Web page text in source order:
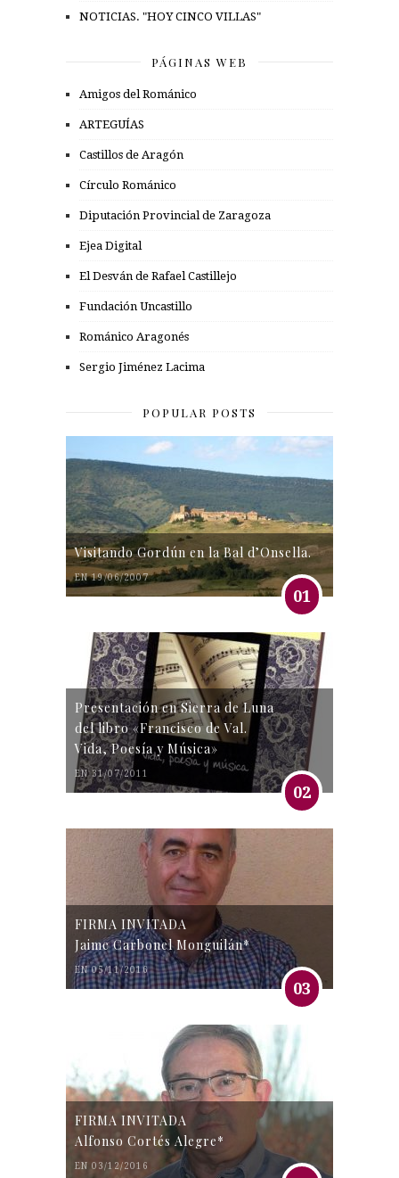
NOTICIAS. "HOY CINCO VILLAS"
PÁGINAS WEB
Amigos del Románico
ARTEGUÍAS
Castillos de Aragón
Círculo Románico
Diputación Provincial de Zaragoza
Ejea Digital
El Desván de Rafael Castillejo
Fundación Uncastillo
Románico Aragonés
Sergio Jiménez Lacima
POPULAR POSTS
Visitando Gordún en la Bal d’Onsella.
EN 19/06/2007
01
Presentación en Sierra de Luna
del libro «Francisco de Val.
Vida, Poesía y Música»
EN 31/07/2011
02
FIRMA INVITADA
Jaime Carbonel Monguilán*
EN 05/11/2016
03
FIRMA INVITADA
Alfonso Cortés Alegre*
EN 03/12/2016